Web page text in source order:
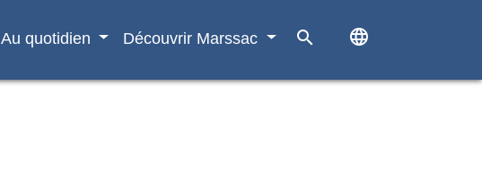
Au quotidien Découvrir Marssac search language